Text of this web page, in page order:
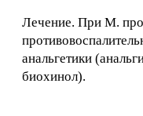
Лечение. При М.
анальгетики
биохинол).